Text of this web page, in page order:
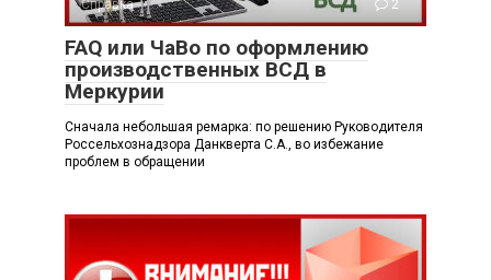
Справка 2
FAQ или ЧаВо по оформлению
производственных ВСД в
Меркурии
Сначала небольшая ремарка: по решению Руководителя
Россельхознадзора Данкверта С.А., во избежание
проблем в обращении